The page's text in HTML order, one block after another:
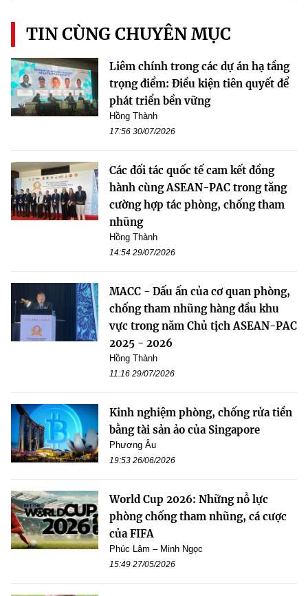
TIN CÙNG CHUYÊN MỤC
Liêm chính trong các dự án hạ tầng
trọng điểm: Điều kiện tiên quyết để
phát triển bền vững
Hồng Thành
17:56 30/07/2026
Các đối tác quốc tế cam kết đồng
hành cùng ASEAN-PAC trong tăng
cường hợp tác phòng, chống tham
nhũng
Hồng Thành
14:54 29/07/2026
MACC - Dấu ấn của cơ quan phòng,
chống tham nhũng hàng đầu khu
vực trong năm Chủ tịch ASEAN-PAC
2025 - 2026
Hồng Thành
11:16 29/07/2026
Kinh nghiệm phòng, chống rửa tiền
bằng tài sản ảo của Singapore
Phương Âu
19:53 26/06/2026
World Cup 2026: Những nỗ lực
phòng chống tham nhũng, cá cược
của FIFA
Phúc Lâm – Minh Ngọc
15:49 27/05/2026